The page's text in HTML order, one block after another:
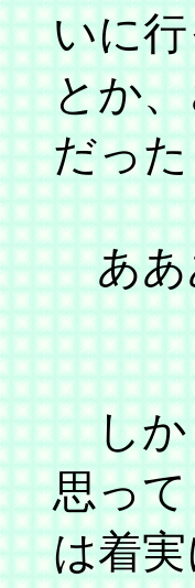
いに
とか
だっ
ああ
しか
思っ
は着